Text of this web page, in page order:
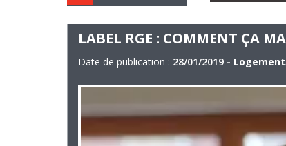
LABEL RGE : COMMENT ÇA
Date de publication : 28/01/2019 -